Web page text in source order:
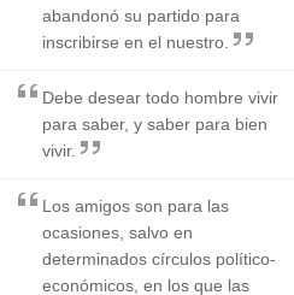
abandonó su partido para
inscribirse en el nuestro.
Debe desear todo hombre vivir
para saber, y saber para bien
vivir.
Los amigos son para las
ocasiones, salvo en
determinados círculos político-
económicos, en los que las